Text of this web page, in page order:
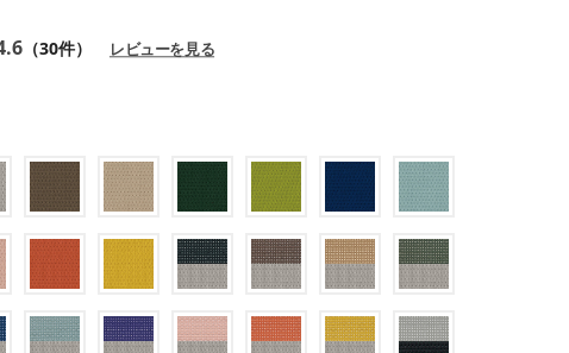
（30件） レビューを見る